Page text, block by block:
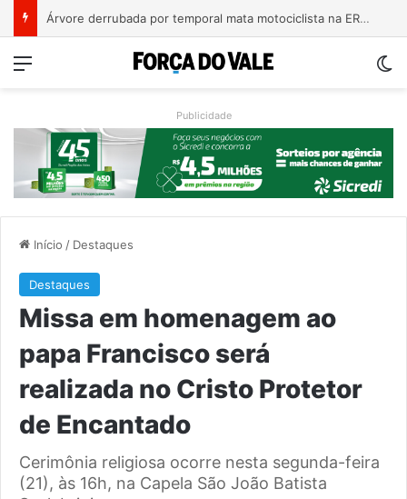
Bebê de um mês se engasga e é socorrido por bombeiros em Teutônia
Menu
Publicidade
Início / Destaques
Destaques
Missa em homenagem ao
papa Francisco será
realizada no Cristo Protetor
de Encantado
Cerimônia religiosa ocorre nesta segunda-feira
(21), às 16h, na Capela São João Batista